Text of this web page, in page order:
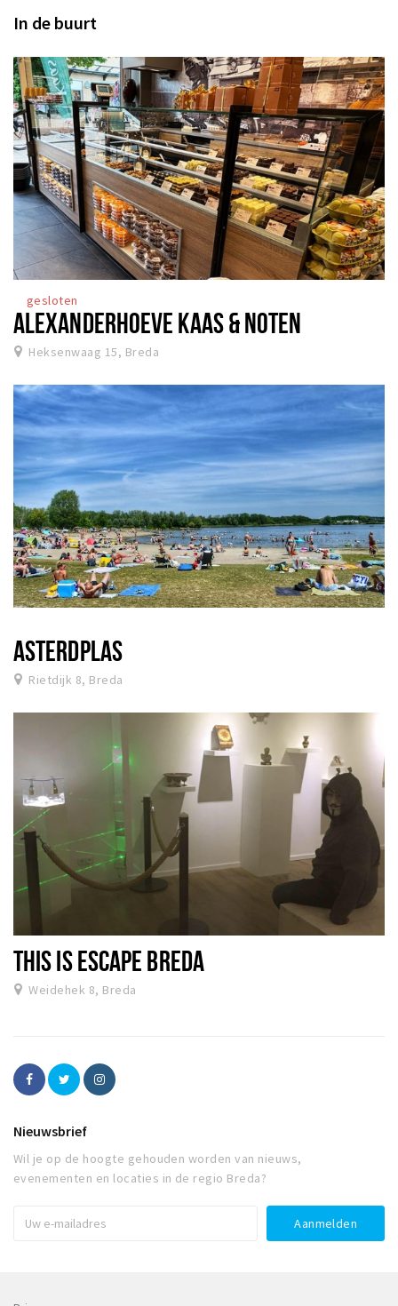
In de buurt
gesloten
ALEXANDERHOEVE KAAS & NOTEN
Heksenwaag 15, Breda
ASTERDPLAS
Rietdijk 8, Breda
THIS IS ESCAPE BREDA
Weidehek 8, Breda
Nieuwsbrief
Wil je op de hoogte gehouden worden van nieuws,
evenementen en locaties in de regio Breda?